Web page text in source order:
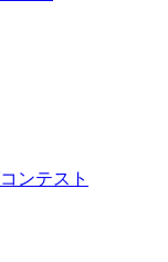
ンテスト